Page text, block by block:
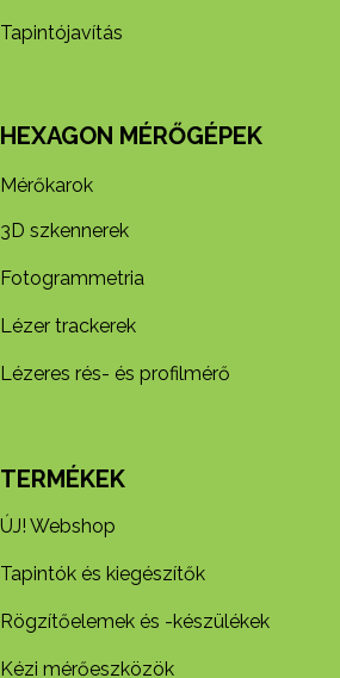
Tapintójavítás
HEXAGON MÉRŐGÉPEK
Mérőkarok
3D szkennerek
Fotogrammetria
Lézer trackerek
Lézeres rés- és profilmérő
TERMÉKEK
ÚJ! Webshop
Tapintók és kiegészítők
Rögzítőelemek és -készül​ékek
Kézi mérőeszközök